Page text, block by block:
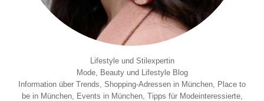
Lifestyle und Stilexpertin
Mode, Beauty und Lifestyle Blog
Information über Trends, Shopping-Adressen in München, Place to
be in München, Events in München, Tipps für Modeinteressierte,